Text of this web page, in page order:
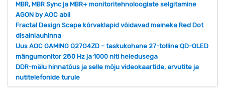
MBR, MBR Sync ja MBR+ monitoritehnoloogiate selgitamine
AGON by AOC abil
Fractal Design Scape kõrvaklapid võidavad maineka Red Dot
disainiauhinna
Uus AOC GAMING Q27G4ZD – taskukohane 27-tolline QD-OLED
mängumonitor 280 Hz ja 1000 niti heledusega
DDR-mälu hinnatõus ja selle mõju videokaartide, arvutite ja
nutitelefonide turule